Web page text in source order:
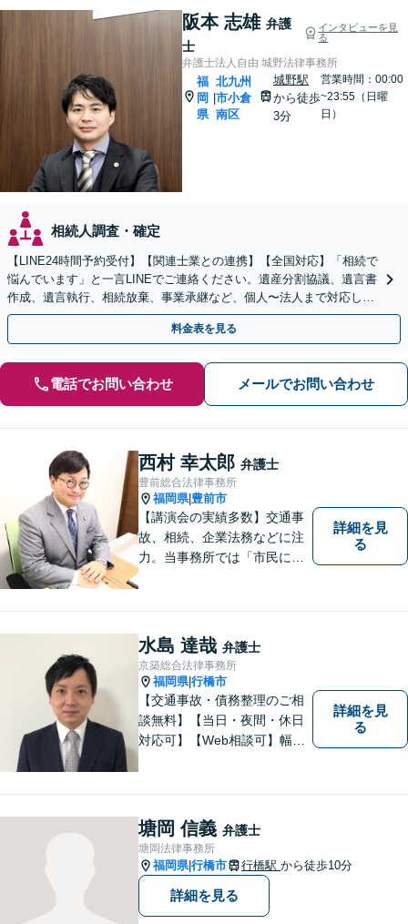
阪本 志雄 弁護
士
インタビューを見
る
弁護士法人自由 城野法律事務所
福
岡
県
北九州
市小倉
南区
城野駅
から徒歩
3分
営業時間：00:00
~23:55（日曜
日）
相続人調査・確定
【LINE24時間予約受付】【関連士業との連携】【全国対応】「相続で
悩んでいます」と一言LINEでご連絡ください。遺産分割協議、遺言書
作成、遺言執行、相続放棄、事業承継など、個人〜法人まで対応しま
す。関連士業との連携でワンストップ解決！
料金表を見る
電話でお問い合わせ メールでお問い合わせ
西村 幸太郎 弁護士
豊前総合法律事務所
福岡県| 豊前市
【講演会の実績多数】交通事
故、相続、企業法務などに注
力。当事務所では「市民に力
さまが前向きに人生を歩んで
いけるよう、全力でサポート
します。お気軽にご相談くだ
さい【休日面談可】【完全個
室】
詳細を見
る
水島 達哉 弁護士
京築総合法律事務所
福岡県|行橋市
【交通事故・債務整理のご相
談無料】【当日・夜間・休日
対応可】【Web相談可】幅広
い。
詳細を見
る
塘岡 信義 弁護士
塘岡法律事務所
福岡県|行橋市 行橋駅 から徒歩10分
詳細を見る